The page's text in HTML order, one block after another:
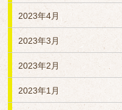
2023年4月
2023年3月
2023年2月
2023年1月